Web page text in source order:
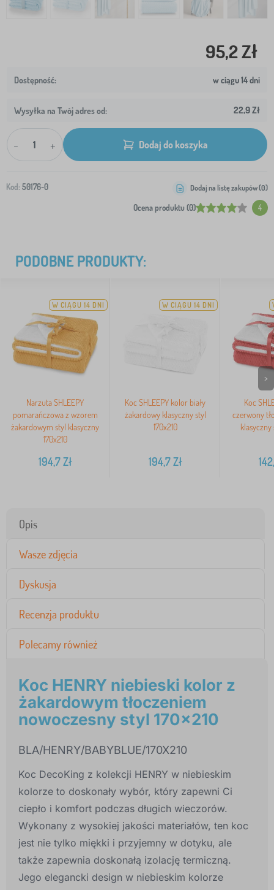
95,2 Zł
w ciągu 14 dni
Wysyłka na Twój adres od: 22,9 Zł
- + Dodaj do koszyka
Kod: 50176-0
Ocena produktu (0) 4
Dodaj na listę zakupów (0)
PODOBNE PRODUKTY:
W CIĄGU 14 DNI
Narzuta SHLEEPY
pomarańczowa z wzorem
żakardowym styl klasyczny
170x210
194,7Zł
W CIĄGU 14 DNI
Koc SHLEEPY kolor biały
żakardowy klasyczny styl
170x210
194,7Zł
Koc
czerwony
klasyczny
>
Opis
Wasze zdjęcia
Dyskusja
Recenzja produktu
Polecamy również
Koc HENRY niebieski kolor z
żakardowym tłoczeniem
nowoczesny styl 170x210
BLA/HENRY/BABYBLUE/170X210
Koc DecoKing z kolekcji HENRY w niebieskim
kolorze to doskonały wybór, który zapewni Ci
ciepło i komfort podczas długich wieczorów.
Wykonany z wysokiej jakości materiałów, ten koc
jest nie tylko miękki i przyjemny w dotyku, ale
także zapewnia doskonałą izolację termiczną.
Jego elegancki design w niebieskim kolorze